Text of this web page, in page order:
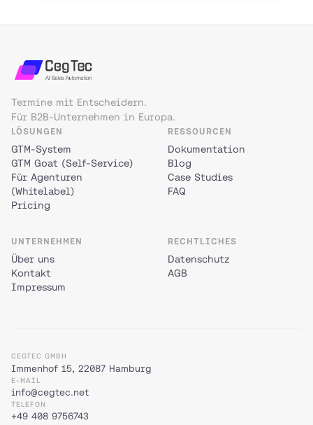
Termine mit Entscheidern.
Für B2B-Unternehmen in Europa.
LÖSUNGEN
GTM-System
GTM Goat (Self-Service)
Für Agenturen
(Whitelabel)
Pricing
RESSOURCEN
Dokumentation
Blog
Case Studies
FAQ
UNTERNEHMEN
Über uns
Kontakt
Impressum
RECHTLICHES
Datenschutz
AGB
CEGTEC GMBH
Immenhof 15, 22087 Hamburg
E-MAIL
info@cegtec.net
TELEFON
+49 408 9756743